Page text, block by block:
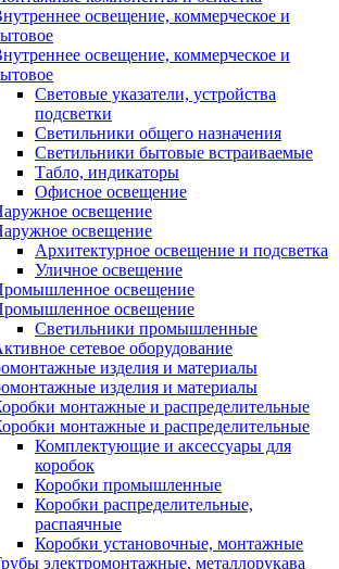
освещение, коммерческое и
освещение, коммерческое и
Световые указатели, устройства
подсветки
Светильники общего назначения
Светильники бытовые встраиваемые
Табло, индикаторы
Офисное освещение
освещение
освещение
Архитектурное освещение и подсветка
Уличное освещение
освещение
освещение
Светильники промышленные
сетевое оборудование
изделия и материалы
изделия и материалы
монтажные и распределительные
монтажные и распределительные
Комплектующие и аксессуары для
коробок
Коробки промышленные
Коробки распределительные,
распаячные
Коробки установочные, монтажные
электромонтажные, металлорукава